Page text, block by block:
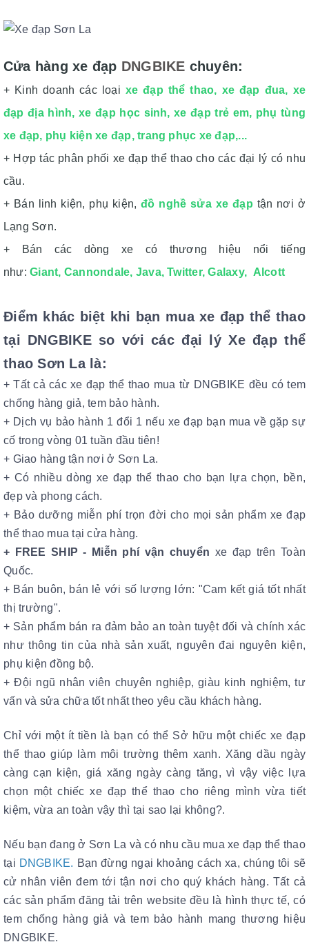
Cửa hàng xe đạp DNGBIKE chuyên:
+ Kinh doanh các loại xe đạp thể thao, xe đạp đua, xe
đạp địa hình,xe đạp học sinh,xe đạp trẻ em, phụ tùng
xe đạp, phụ kiện xe đạp,trang phục xe đạp,...
+ Hợp tác phân phối xe đạp thể thao cho các đại lý có nhu
cầu.
+ Bán linh kiện, phụ kiện,đồ nghề sửa xe đạp tận nơi ở
Lạng Sơn.
+ Bán các dòng xe có thương hiệu nổi tiếng
như:Giant, Cannondale, Java,Twitter, Galaxy, Alcott
Điểm khác biệt khi bạn mua xe đạp thể thao
tại DNGBIKE so với các đại lý Xe đạpthể
thao Sơn La là:
+ Tất cả các xe đạp thể thao mua từ DNGBIKE đều có tem
chống hàng giả, tem bảo hành.
+ Dịch vụ bảo hành 1 đổi 1 nếu xe đạp bạn mua về gặp sự
cố trong vòng 01 tuần đầu tiên!
+ Giao hàng tận nơi ở Sơn La.
+ Có nhiều dòng xe đạp thể thao cho bạn lựa chọn, bền,
đẹp và phong cách.
+ Bảo dưỡng miễn phí trọn đời cho mọi sản phẩm xeđạp
thể thao mua tại cửa hàng.
+ FREE SHIP -
Miễn phí vận chuyển xe đạp trên Toàn
Quốc.
+ Bán buôn, bán lẻ với số lượng lớn: "Cam kết giá tốt nhất
thị trường".
+ Sản phẩm bán ra đảm bảo an toàn tuyệt đối và chính xác
như thông tin của nhà sản xuất, nguyên đai nguyên kiện,
phụ kiện đồng bộ.
+ Đội ngũ nhân viên chuyên nghiệp, giàu kinh nghiệm, tư
vấn và sửa chữa tốt nhất theo yêu cầu khách hàng.
Chỉ với một ít tiền là bạn có thể Sở hữu một chiếc xe đạp
thể thao giúp làm môi trường thêm xanh. Xăng dầu ngày
càng cạn kiện, giá xăng ngày càng tăng, vì vậy việc lựa
chọn một chiếc xe đạp thể thao cho riêng mình vừa tiết
kiệm, vừa an toàn vậy thì tại sao lại không?.
Nếu bạn đang ở Sơn La và có nhu cầu mua xe đạp thể thao
tại DNGBIKE. Bạn đừng ngại khoảng cách xa, chúng tôi sẽ
cử nhân viên đem tới tận nơi cho quý khách hàng. Tất cả
các sản phẩm đăng tải trên website đều là hình thực tế, có
tem chống hàng giả và tem bảo hành mang thương hiệu
DNGBIKE.